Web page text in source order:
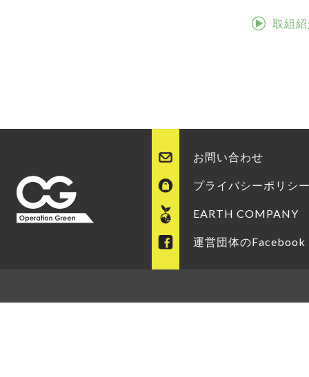
取組
お問い合わせ
プライバシーポリシ
EARTH COMPANY
運営団体のFacebook